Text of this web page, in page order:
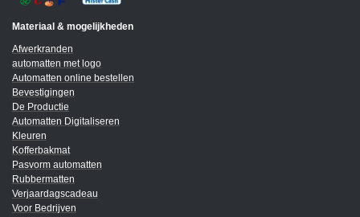
Materiaal & mogelijkheden
Afwerkranden
automatten met logo
Automatten online bestellen
Bevestigingen
De Productie
Automatten Digitaliseren
Kleuren
Kofferbakmat
Pasvorm automatten
Rubbermatten
Verjaardagscadeau
Voor Bedrijven